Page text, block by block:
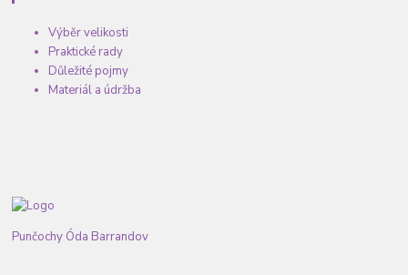
Výběr velikosti
Praktické rady
Důležité pojmy
Materiál a údržba
Punčochy Óda Barrandov